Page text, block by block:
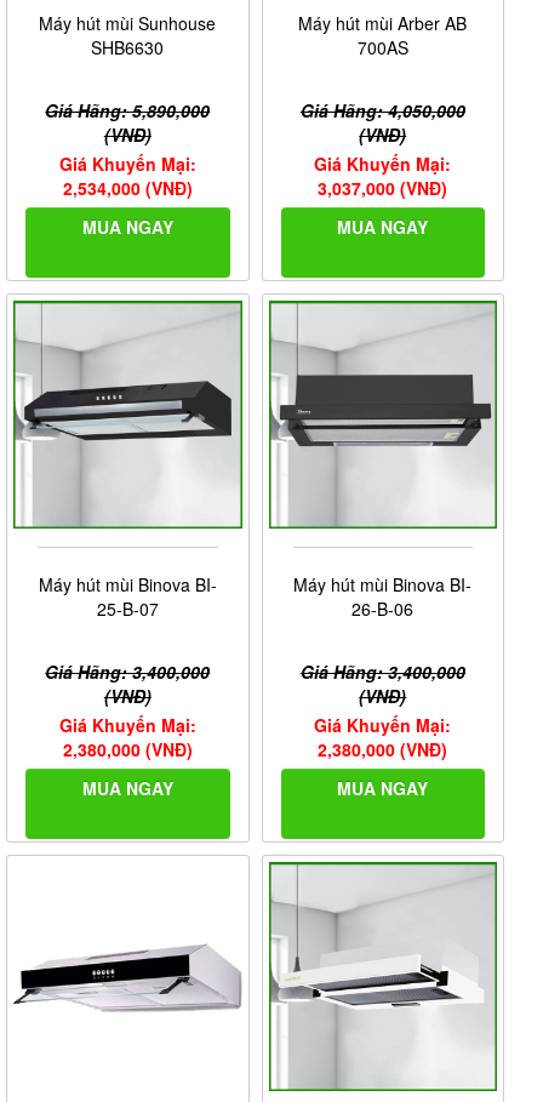
Máy hút mùi Sunhouse
SHB6630
Giá Hãng: 5,890,000
(VNĐ)
Giá Khuyến Mại:
2,534,000 (VNĐ)
MUA NGAY
Máy hút mùi Arber AB
700AS
Giá Hãng: 4,050,000
(VNĐ)
Giá Khuyến Mại:
3,037,000 (VNĐ)
MUA NGAY
Máy hút mùi Binova BI-
25-B-07
Giá Hãng: 3,400,000
(VNĐ)
Giá Khuyến Mại:
2,380,000 (VNĐ)
MUA NGAY
Máy hút mùi Binova BI-
26-B-06
Giá Hãng: 3,400,000
(VNĐ)
Giá Khuyến Mại:
2,380,000 (VNĐ)
MUA NGAY